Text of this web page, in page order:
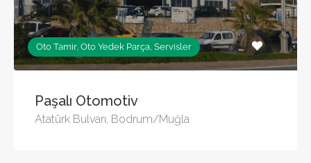
Oto Tamir, Oto Yedek Parça, Servisler
Paşalı Otomotiv
Atatürk Bulvarı, Bodrum/Muğla